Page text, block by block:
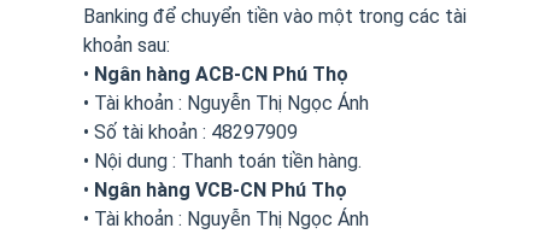
Banking để chuyển tiền vào một trong các tài
khoản sau:
• Ngân hàng ACB-CN Phú Thọ
• Tài khoản : Nguyễn Thị Ngọc Ánh
• Số tài khoản : 48297909
• Nội dung : Thanh toán tiền hàng.
• Ngân hàng VCB-CN Phú Thọ
• Tài khoản : Nguyễn Thị Ngọc Ánh